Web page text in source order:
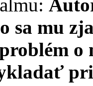
sa mu
o